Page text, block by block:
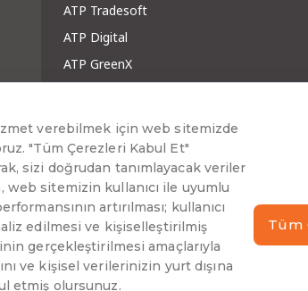
ATP Tradesoft
ATP Digital
ATP GreenX
Blog ve Yazılar
Haberler
Webinar ve Teknoloji Sohbetleri
Başarı Hikayeleri